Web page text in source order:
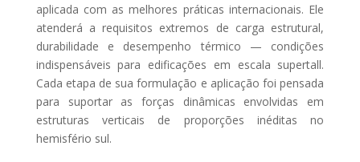
aplicada com as melhores práticas internacionais. Ele
atenderá a requisitos extremos de carga estrutural,
durabilidade e desempenho térmico — condições
indispensáveis para edificações em escala supertall.
Cada etapa de sua formulação e aplicação foi pensada
para suportar as forças dinâmicas envolvidas em
estruturas verticais de proporções inéditas no
hemisfério sul.